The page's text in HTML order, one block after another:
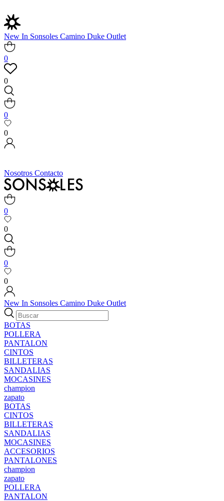
New In Sonsoles Camino Duke Outlet
0
0
0
0
Nosotros Contacto
0
0
0
0
New In Sonsoles Camino Duke Outlet
BOTAS
POLLERA
PANTALON
CINTOS
BILLETERAS
SANDALIAS
MOCASINES
champion
zapato
BOTAS
CINTOS
BILLETERAS
SANDALIAS
MOCASINES
ACCESORIOS
PANTALONES
champion
zapato
POLLERA
PANTALON